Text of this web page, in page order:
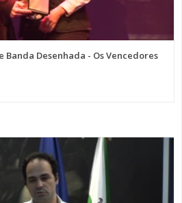
Banda Desenhada - Os Vencedores